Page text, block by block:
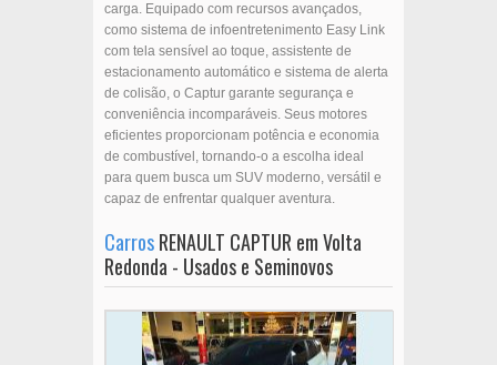
carga. Equipado com recursos avançados,
como sistema de infoentretenimento Easy Link
com tela sensível ao toque, assistente de
estacionamento automático e sistema de alerta
de colisão, o Captur garante segurança e
conveniência incomparáveis. Seus motores
eficientes proporcionam potência e economia
de combustível, tornando-o a escolha ideal
para quem busca um SUV moderno, versátil e
capaz de enfrentar qualquer aventura.
CarrosRENAULT CAPTUR em Volta
Redonda - Usados e Seminovos